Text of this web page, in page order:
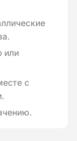
или
с